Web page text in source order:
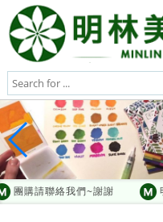
購請聯絡我們~謝謝 明